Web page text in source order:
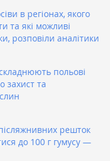
в регіонах, якого
та які можливі
розповіли аналітики
польові
захист та
решток
до 100 г гумусу —